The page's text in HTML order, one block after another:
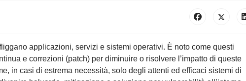
applicazioni, servizi e sistemi operativi. È noto come questi
e correzioni (patch) per diminuire o risolvere l’impatto di queste
in casi di estrema necessità, solo degli attenti ed efficaci sistemi di